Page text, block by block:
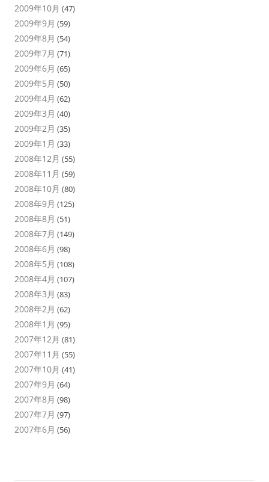
2009年10月 (47)
2009年9月 (59)
2009年8月 (54)
2009年7月 (71)
2009年6月 (65)
2009年5月 (50)
2009年4月 (62)
2009年3月 (40)
2009年2月 (35)
2009年1月 (33)
2008年12月 (55)
2008年11月 (59)
2008年10月 (80)
2008年9月 (125)
2008年8月 (51)
2008年7月 (149)
2008年6月 (98)
2008年5月 (108)
2008年4月 (107)
2008年3月 (83)
2008年2月 (62)
2008年1月 (95)
2007年12月 (81)
2007年11月 (55)
2007年10月 (41)
2007年9月 (64)
2007年8月 (98)
2007年7月 (97)
2007年6月 (56)